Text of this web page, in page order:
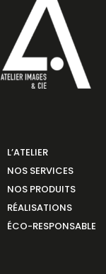
L’ATELIER
NOS SERVICES
NOS PRODUITS
RÉALISATIONS
ÉCO-RESPONSABLE